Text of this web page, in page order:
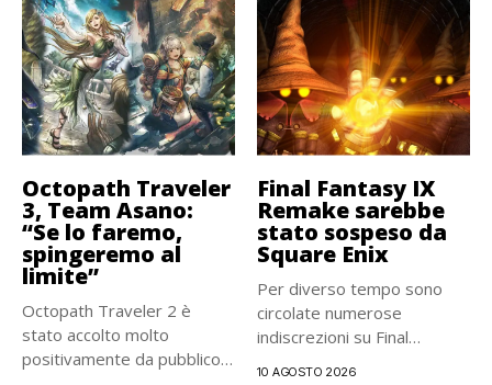
Octopath Traveler
3, Team Asano:
“Se lo faremo,
spingeremo al
limite”
Octopath Traveler 2 è
stato accolto molto
positivamente da pubblico e
Final Fantasy IX
Remake sarebbe
stato sospeso da
Square Enix
Per diverso tempo sono
circolate numerose
indiscrezioni su Final
10 AGOSTO 2026